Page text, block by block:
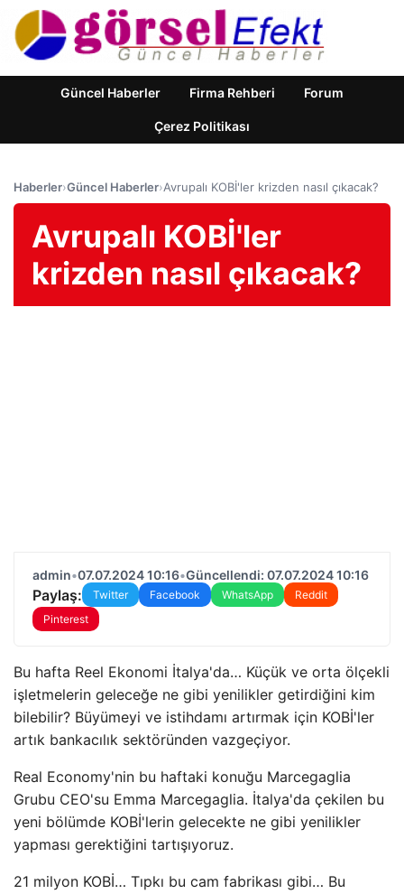
Güncel Haberler Firma Rehberi Forum
Çerez Politikası
Haberler›Güncel Haberler›Avrupalı ​​KOBİ'ler krizden nasıl çıkacak?
Avrupalı ​​KOBİ'ler
krizden nasıl çıkacak?
admin•07.07.2024 10:16•Güncellendi: 07.07.2024 10:16
Paylaş: Twitter Facebook WhatsApp
Reddit
Pinterest
Bu hafta Reel Ekonomi İtalya'da… Küçük ve orta ölçekli
işletmelerin geleceğe ne gibi yenilikler getirdiğini kim
bilebilir? Büyümeyi ve istihdamı artırmak için KOBİ'ler
artık bankacılık sektöründen vazgeçiyor.
Real Economy'nin bu haftaki konuğu Marcegaglia
Grubu CEO'su Emma Marcegaglia. İtalya'da çekilen bu
yeni bölümde KOBİ'lerin gelecekte ne gibi yenilikler
yapması gerektiğini tartışıyoruz.
21 milyon KOBİ… Tıpkı bu cam fabrikası gibi… Bu